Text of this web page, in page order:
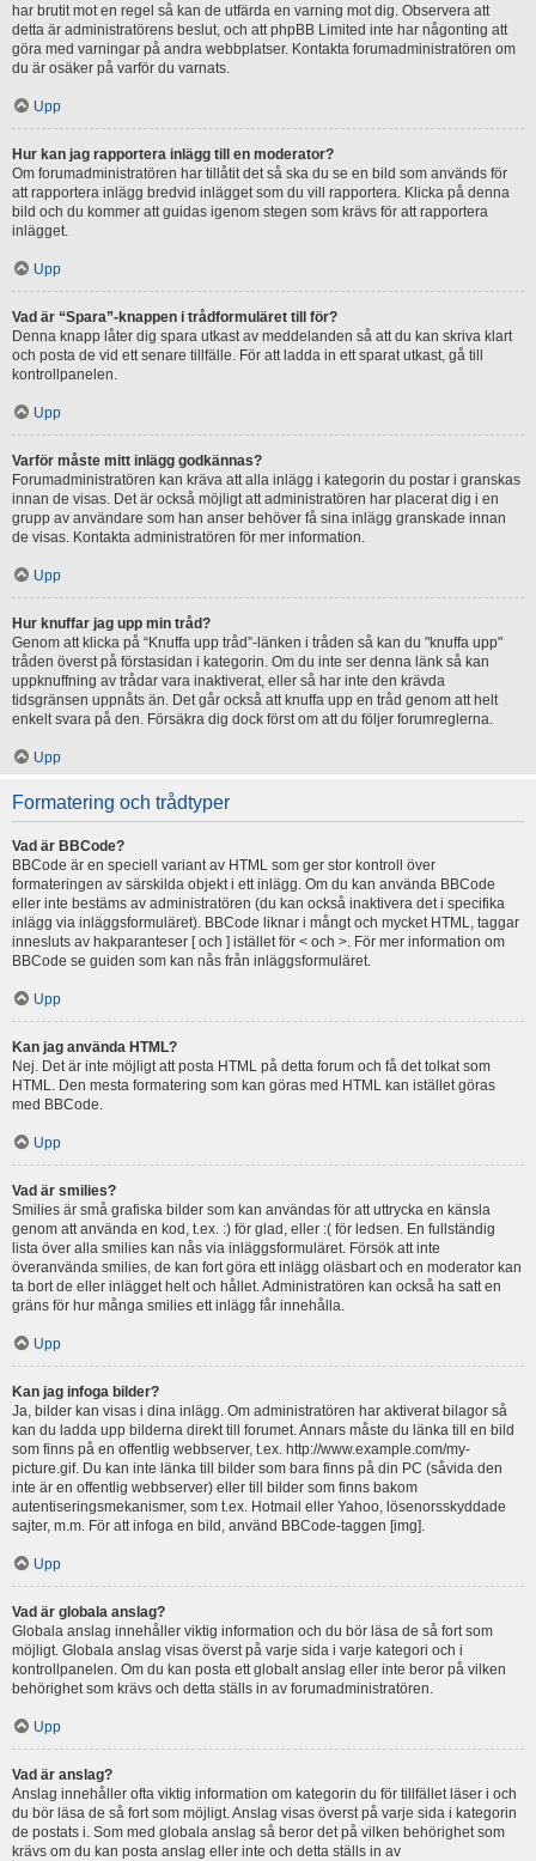
har brutit mot en regel så kan de utfärda en varning mot dig. Observera att
detta är administratörens beslut, och att phpBB Limited inte har någonting att
göra med varningar på andra webbplatser. Kontakta forumadministratören om
du är osäker på varför du varnats.
Upp
Hur kan jag rapportera inlägg till en moderator?
Om forumadministratören har tillåtit det så ska du se en bild som används för
att rapportera inlägg bredvid inlägget som du vill rapportera. Klicka på denna
bild och du kommer att guidas igenom stegen som krävs för att rapportera
inlägget.
Upp
Vad är “Spara”-knappen i trådformuläret till för?
Denna knapp låter dig spara utkast av meddelanden så att du kan skriva klart
och posta de vid ett senare tillfälle. För att ladda in ett sparat utkast, gå till
kontrollpanelen.
Upp
Varför måste mitt inlägg godkännas?
Forumadministratören kan kräva att alla inlägg i kategorin du postar i granskas
innan de visas. Det är också möjligt att administratören har placerat dig i en
grupp av användare som han anser behöver få sina inlägg granskade innan
de visas. Kontakta administratören för mer information.
Upp
Hur knuffar jag upp min tråd?
Genom att klicka på “Knuffa upp tråd”-länken i tråden så kan du "knuffa upp"
tråden överst på förstasidan i kategorin. Om du inte ser denna länk så kan
uppknuffning av trådar vara inaktiverat, eller så har inte den krävda
tidsgränsen uppnåts än. Det går också att knuffa upp en tråd genom att helt
enkelt svara på den. Försäkra dig dock först om att du följer forumreglerna.
Upp
Formatering och trådtyper
Vad är BBCode?
BBCode är en speciell variant av HTML som ger stor kontroll över
formateringen av särskilda objekt i ett inlägg. Om du kan använda BBCode
eller inte bestäms av administratören (du kan också inaktivera det i specifika
inlägg via inläggsformuläret). BBCode liknar i mångt och mycket HTML, taggar
innesluts av hakparanteser [ och ] istället för < och >. För mer information om
BBCode se guiden som kan nås från inläggsformuläret.
Upp
Kan jag använda HTML?
Nej. Det är inte möjligt att posta HTML på detta forum och få det tolkat som
HTML. Den mesta formatering som kan göras med HTML kan istället göras
med BBCode.
Upp
Vad är smilies?
Smilies är små grafiska bilder som kan användas för att uttrycka en känsla
genom att använda en kod, t.ex. :) för glad, eller :( för ledsen. En fullständig
lista över alla smilies kan nås via inläggsformuläret. Försök att inte
överanvända smilies, de kan fort göra ett inlägg oläsbart och en moderator kan
ta bort de eller inlägget helt och hållet. Administratören kan också ha satt en
gräns för hur många smilies ett inlägg får innehålla.
Upp
Kan jag infoga bilder?
Ja, bilder kan visas i dina inlägg. Om administratören har aktiverat bilagor så
kan du ladda upp bilderna direkt till forumet. Annars måste du länka till en bild
som finns på en offentlig webbserver, t.ex. http://www.example.com/my-
picture.gif. Du kan inte länka till bilder som bara finns på din PC (såvida den
inte är en offentlig webbserver) eller till bilder som finns bakom
autentiseringsmekanismer, som t.ex. Hotmail eller Yahoo, lösenorsskyddade
sajter, m.m. För att infoga en bild, använd BBCode-taggen [img].
Upp
Vad är globala anslag?
Globala anslag innehåller viktig information och du bör läsa de så fort som
möjligt. Globala anslag visas överst på varje sida i varje kategori och i
kontrollpanelen. Om du kan posta ett globalt anslag eller inte beror på vilken
behörighet som krävs och detta ställs in av forumadministratören.
Upp
Vad är anslag?
Anslag innehåller ofta viktig information om kategorin du för tillfället läser i och
du bör läsa de så fort som möjligt. Anslag visas överst på varje sida i kategorin
de postats i. Som med globala anslag så beror det på vilken behörighet som
krävs om du kan posta anslag eller inte och detta ställs in av